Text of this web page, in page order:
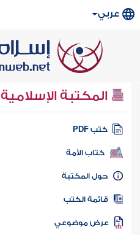
عربي
المكتبة الإسلامية
كتب PDF
كتاب الأمة
المكتبة
الكتب